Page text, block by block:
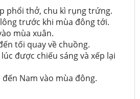
phổi thở, chu kì rụng trứng.
trước khi mùa đông tới.
mùa xuân.
tối quay về chuồng.
được chiếu sáng và xếp lại
Nam vào mùa đông.